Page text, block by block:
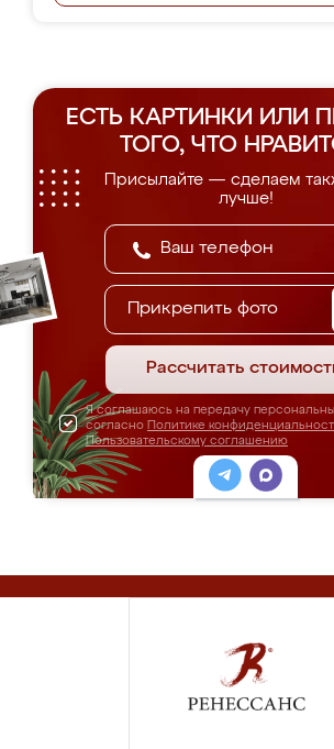
ЕСТЬ КАРТИНКИ ИЛИ
ТОГО, ЧТО
Присылайте — сделаем
лучше!
Прикрепить фото
Рассчитать
Я соглашаюсь на передачу
согласно Политике
Пользовательскому соглашению